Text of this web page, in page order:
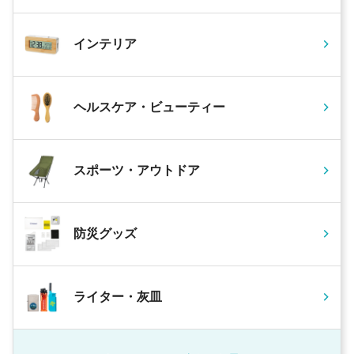
インテリア
ヘルスケア・ビューティー
スポーツ・アウトドア
防災グッズ
ライター・灰皿